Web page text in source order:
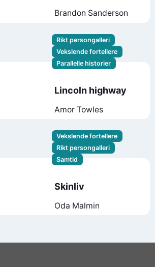
Brandon Sanderson
Rikt persongalleri
Vekslende fortellere
Parallelle historier
Lincoln highway
Amor Towles
Vekslende fortellere
Rikt persongalleri
Samtid
Skinliv
Oda Malmin